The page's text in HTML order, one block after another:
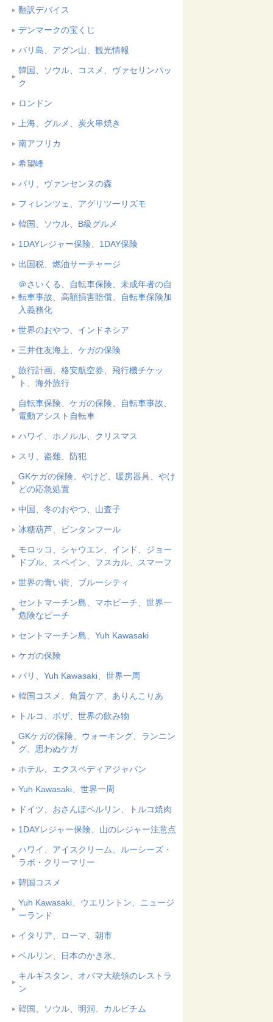
翻訳デバイス
デンマークの宝くじ
バリ島、アグン山、観光情報
韓国、ソウル、コスメ、ヴァセリンパッ
ク
ロンドン
上海、グルメ、炭火串焼き
南アフリカ
希望峰
パリ、ヴァンセンヌの森
フィレンツェ、アグリツーリズモ
韓国、ソウル、B級グルメ
1DAYレジャー保険、1DAY保険
出国税、燃油サーチャージ
＠さいくる、自転車保険、未成年者の自
転車事故、高額損害賠償、自転車保険加
入義務化
世界のおやつ、インドネシア
三井住友海上、ケガの保険
旅行計画、格安航空券、飛行機チケッ
ト、海外旅行
自転車保険、ケガの保険、自転車事故、
電動アシスト自転車
ハワイ、ホノルル、クリスマス
スリ、盗難、防犯
GKケガの保険、やけど、暖房器具、やけ
どの応急処置
中国、冬のおやつ、山査子
冰糖葫芦、ビンタンフール
モロッコ、シャウエン、インド、ジョー
ドプル、スペイン、フスカル、スマーフ
世界の青い街、ブルーシティ
セントマーチン島、マホビーチ、世界一
危険なビーチ
セントマーチン島、Yuh Kawasaki
ケガの保険
パリ、Yuh Kawasaki、世界一周
韓国コスメ、角質ケア、ありんこりあ
トルコ、ボザ、世界の飲み物
GKケガの保険、ウォーキング、ランニン
グ、思わぬケガ
ホテル、エクスペディアジャパン
Yuh Kawasaki、世界一周
ドイツ、おさんぽベルリン、トルコ焼肉
1DAYレジャー保険、山のレジャー注意点
ハワイ、アイスクリーム、ルーシーズ・
ラボ・クリーマリー
韓国コスメ
Yuh Kawasaki、ウエリントン、ニュージ
ーランド
イタリア、ローマ、朝市
ベルリン、日本のかき氷、
キルギスタン、オバマ大統領のレストラ
ン
韓国、ソウル、明洞、カルビチム